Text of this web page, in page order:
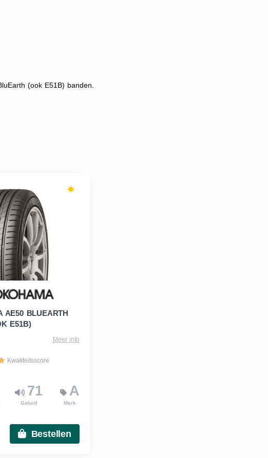
(ook E51B) banden.
AE50 BLUEARTH
E51B)
Meer info
Kwaliteitsscore
71
Geluid
A
Merk
Bestellen